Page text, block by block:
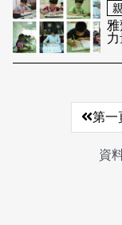
力
第一
資